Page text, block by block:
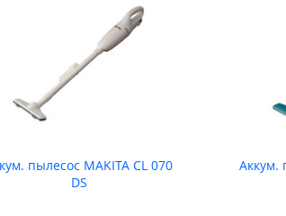
пылесос MAKITA CL 070
DS
Аккум.